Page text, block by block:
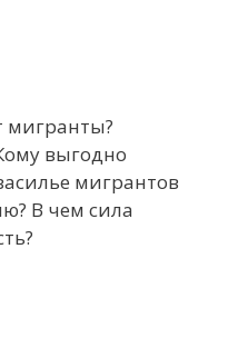
мигранты?
выгодно
мигрантов
В чем сила